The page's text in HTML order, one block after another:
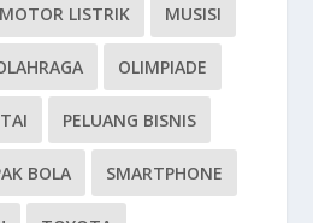
MOTOR LISTRIK MUSISI
OLIMPIADE
PELUANG BISNIS
BOLA SMARTPHONE